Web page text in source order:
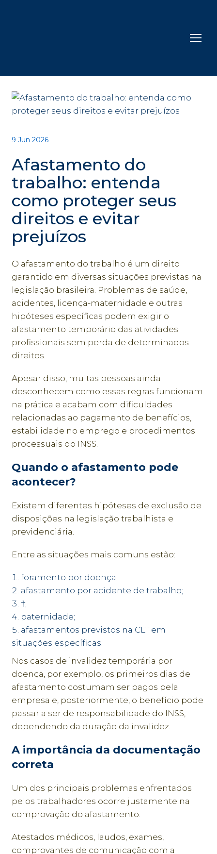
9 Jun 2026
Afastamento do
trabalho: entenda
como proteger seus
direitos e evitar
prejuízos
O afastamento do trabalho é um direito
garantido em diversas situações previstas na
legislação brasileira. Problemas de saúde,
acidentes, licença-maternidade e outras
hipóteses específicas podem exigir o
afastamento temporário das atividades
profissionais sem perda de determinados
direitos.
Apesar disso, muitas pessoas ainda
desconhecem como essas regras funcionam
na prática e acabam com dificuldades
relacionadas ao pagamento de benefícios,
estabilidade no emprego e procedimentos
processuais do INSS.
Quando o afastamento pode
acontecer?
Existem diferentes hipóteses de exclusão de
disposições na legislação trabalhista e
previdenciária.
Entre as situações mais comuns estão:
foramento por doença;
afastamento por acidente de trabalho;
†;
paternidade;
afastamentos previstos na CLT em
situações específicas.
Nos casos de invalidez temporária por
doença, por exemplo, os primeiros dias de
afastamento costumam ser pagos pela
empresa e, posteriormente, o benefício pode
passar a ser de responsabilidade do INSS,
dependendo da duração da invalidez.
A importância da documentação
correta
Um dos principais problemas enfrentados
pelos trabalhadores ocorre justamente na
comprovação do afastamento.
Atestados médicos, laudos, exames,
comprovantes de comunicação com a